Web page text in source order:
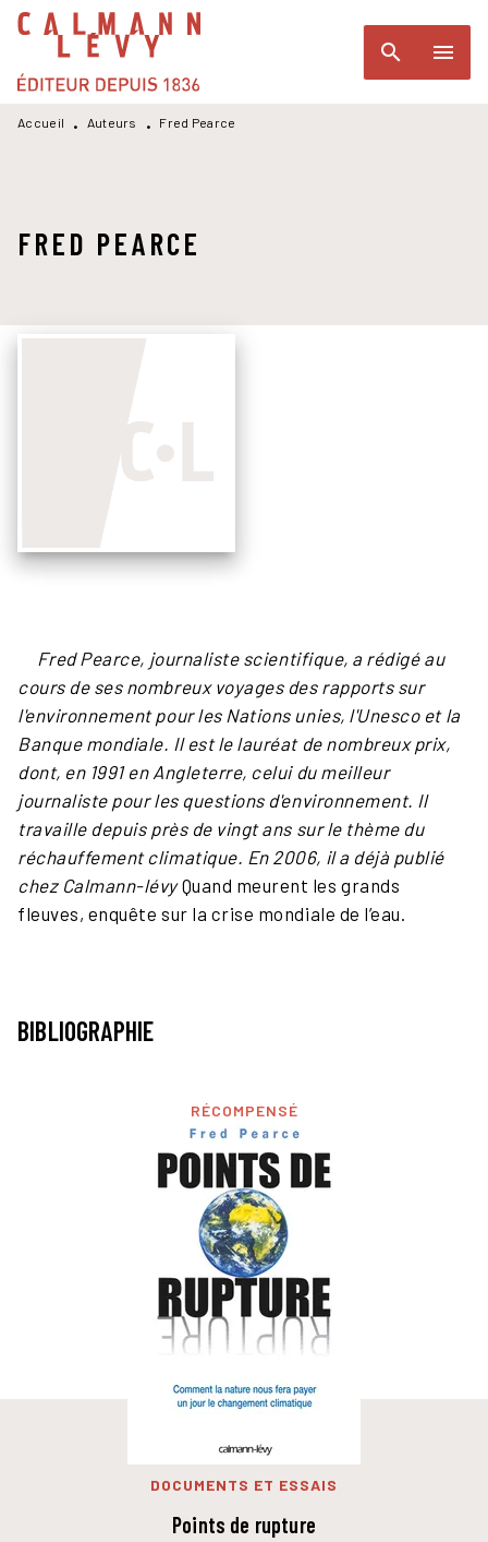
MENU RECHERCHE
PIED DE PAGE
search menu
Accueil • Auteurs • Fred Pearce
FRED PEARCE
Fred Pearce, journaliste scientifique, a rédigé au
cours de ses nombreux voyages des rapports sur
l'environnement pour les Nations unies, l'Unesco et la
Banque mondiale. Il est le lauréat de nombreux prix,
dont, en 1991 en Angleterre, celui du meilleur
journaliste pour les questions d'environnement. Il
travaille depuis près de vingt ans sur le thème du
réchauffement climatique. En 2006, il a déjà publié
chez Calmann-lévyQuand meurent les grands
fleuves, enquête sur la crise mondiale de l’eau.
BIBLIOGRAPHIE
RÉCOMPENSÉ
DOCUMENTS ET ESSAIS
Points de rupture